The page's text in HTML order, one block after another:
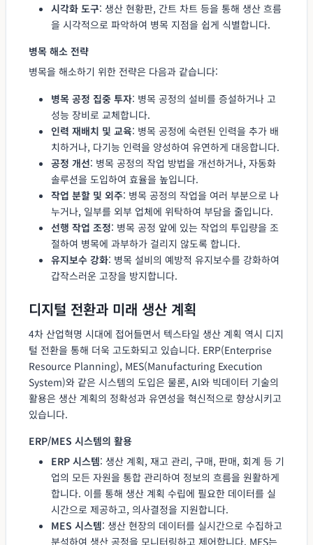
시각화 도구: 생산 현황판, 간트 차트 등을 통해 생산 흐름
을 시각적으로 파악하여 병목 지점을 쉽게 식별합니다.
병목 해소 전략
병목을 해소하기 위한 전략은 다음과 같습니다:
병목 공정 집중 투자: 병목 공정의 설비를 증설하거나 고
성능 장비로 교체합니다.
인력 재배치 및 교육: 병목 공정에 숙련된 인력을 추가 배
치하거나, 다기능 인력을 양성하여 유연하게 대응합니다.
공정 개선: 병목 공정의 작업 방법을 개선하거나, 자동화
솔루션을 도입하여 효율을 높입니다.
작업 분할 및 외주: 병목 공정의 작업을 여러 부분으로 나
누거나, 일부를 외부 업체에 위탁하여 부담을 줄입니다.
선행 작업 조정: 병목 공정 앞에 있는 작업의 투입량을 조
절하여 병목에 과부하가 걸리지 않도록 합니다.
유지보수 강화: 병목 설비의 예방적 유지보수를 강화하여
갑작스러운 고장을 방지합니다.
디지털 전환과 미래 생산 계획
4차 산업혁명 시대에 접어들면서 텍스타일 생산 계획 역시 디지
털 전환을 통해 더욱 고도화되고 있습니다. ERP(Enterprise
Resource Planning), MES(Manufacturing Execution
System)와 같은 시스템의 도입은 물론, AI와 빅데이터 기술의
활용은 생산 계획의 정확성과 유연성을 혁신적으로 향상시키고
있습니다.
ERP/MES 시스템의 활용
ERP 시스템: 생산 계획, 재고 관리, 구매, 판매, 회계 등 기
업의 모든 자원을 통합 관리하여 정보의 흐름을 원활하게
합니다. 이를 통해 생산 계획 수립에 필요한 데이터를 실
시간으로 제공하고, 의사결정을 지원합니다.
MES 시스템: 생산 현장의 데이터를 실시간으로 수집하고
분석하여 생산 공정을 모니터링하고 제어합니다. MES는